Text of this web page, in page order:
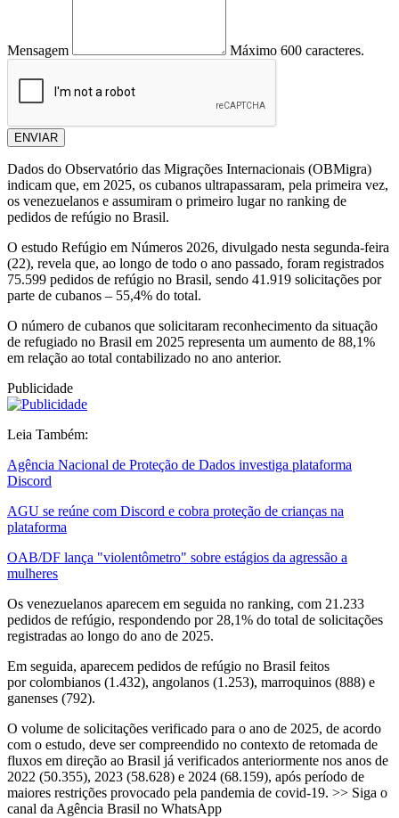
Mensagem Máximo 600 caracteres.
ENVIAR
Dados do Observatório das Migrações Internacionais (OBMigra)
indicam que, em 2025, os cubanos ultrapassaram, pela primeira vez,
os venezuelanos e assumiram o primeiro lugar no ranking de
pedidos de refúgio no Brasil.
O estudo Refúgio em Números 2026, divulgado nesta segunda-feira
(22), revela que, ao longo de todo o ano passado, foram registrados
75.599 pedidos de refúgio no Brasil, sendo 41.919 solicitações por
parte de cubanos – 55,4% do total.
O número de cubanos que solicitaram reconhecimento da situação
de refugiado no Brasil em 2025 representa um aumento de 88,1%
em relação ao total contabilizado no ano anterior.
Publicidade
Leia Também:
Agência Nacional de Proteção de Dados investiga plataforma
Discord
AGU se reúne com Discord e cobra proteção de crianças na
plataforma
OAB/DF lança "violentômetro" sobre estágios da agressão a
mulheres
Os venezuelanos aparecem em seguida no ranking, com 21.233
pedidos de refúgio, respondendo por 28,1% do total de solicitações
registradas ao longo do ano de 2025.
Em seguida, aparecem pedidos de refúgio no Brasil feitos
por colombianos (1.432), angolanos (1.253), marroquinos (888) e
ganenses (792).
O volume de solicitações verificado para o ano de 2025, de acordo
com o estudo, deve ser compreendido no contexto de retomada de
fluxos em direção ao Brasil já verificados anteriormente nos anos de
2022 (50.355), 2023 (58.628) e 2024 (68.159), após período de
maiores restrições provocado pela pandemia de covid-19. >> Siga o
canal da Agência Brasil no WhatsApp